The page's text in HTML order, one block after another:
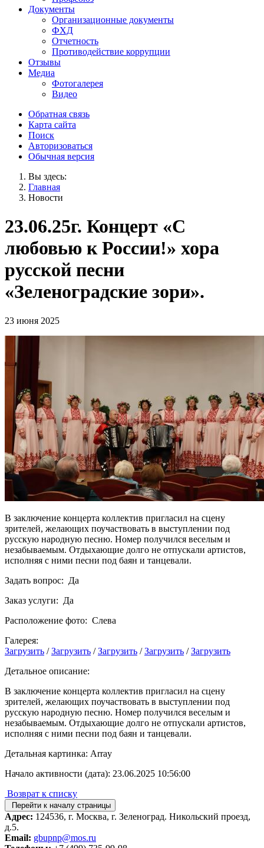
Документы
Организационные документы
ФХД
Отчетность
Противодействие коррупции
Отзывы
Медиа
Фотогалерея
Видео
Обратная связь
Карта сайта
Поиск
Авторизоваться
Обычная версия
Вы здесь:
Главная
Новости
23.06.25г. Концерт «С
любовью к России!» хора
русской песни
«Зеленоградские зори».
23 июня 2025
В заключение концерта коллектив пригласил на сцену
зрителей, желающих поучаствовать в выступлении под
русскую народную песню. Номер получился веселым и
незабываемым. Отдыхающие долго не отпускали артистов,
исполняя с ними песни под баян и танцевали.
Задать вопрос: Да
Заказ услуги: Да
Расположение фото: Слева
Галерея:
Загрузить /Загрузить /Загрузить /Загрузить /Загрузить
Детальное описание:
В заключение концерта коллектив пригласил на сцену
зрителей, желающих поучаствовать в выступлении под
русскую народную песню. Номер получился веселым и
незабываемым. Отдыхающие долго не отпускали артистов,
исполняя с ними песни под баян и танцевали.
Детальная картинка: Array
Начало активности (дата): 23.06.2025 10:56:00
Возврат к списку
Перейти к началу страницы
Адрес: 124536, г. Москва, г. Зеленоград. Никольский проезд,
д.5.
Email: gbupnp@mos.ru